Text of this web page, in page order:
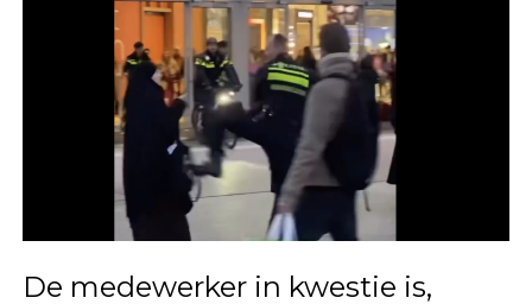
De medewerker in kwestie is,